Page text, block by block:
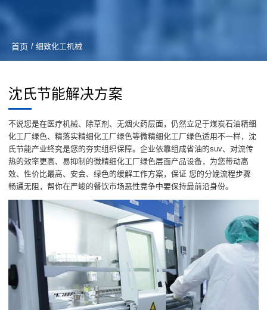
首页 / 细致化工机械
沈氏节能解决方案
不说您是在医疗机械、除草剂、无烟火药层面，仍然立足于煤炭石油精细
化工厂绿色、精落实精细化工厂绿色等微精细化工厂绿色适用不一样，沈
氏节能产业终究是您的夯实组织保障。企业依靠组成省油的suv、对流传
热的效率更高、易抑制的微精细化工厂绿色层面产品设备，为您带动高
效、性价比最高、安会、绿色的缓解工作方案，保证 您的分娩流程步骤
畅通无阻，帮你在严峻的餐饮市场恶性竞争中要保持最前沿身份。